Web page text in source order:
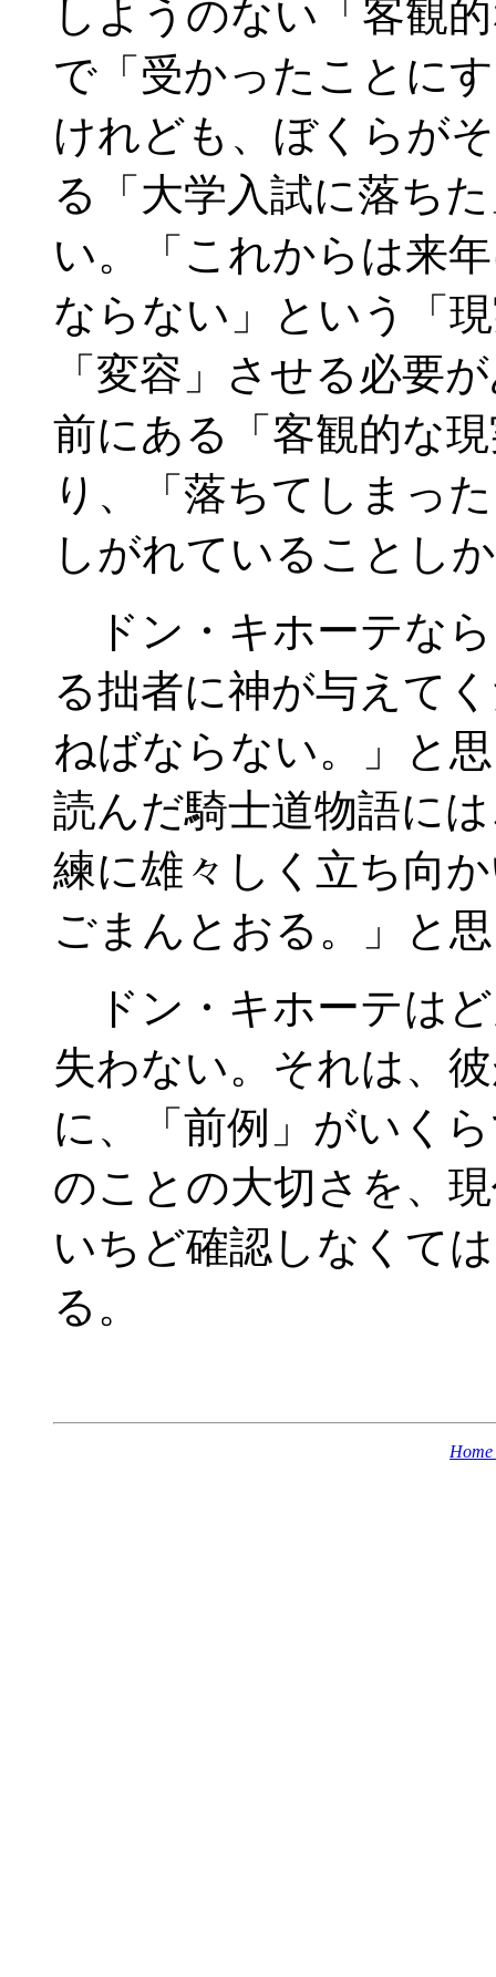
しようのない「客観
で「受かったことに
けれども、ぼくらが
る「大学入試に落ち
い。「これからは来
ならない」という「
「変容」させる必要
前にある「客観的な
り、「落ちてしまっ
しがれていることし
ドン・キホーテな
る拙者に神が与えて
ねばならない。」と
読んだ騎士道物語に
練に雄々しく立ち向
ごまんとおる。」と
ドン・キホーテは
失わない。それは、
に、「前例」がいく
のことの大切さを、
いちど確認しなくて
る。
Home